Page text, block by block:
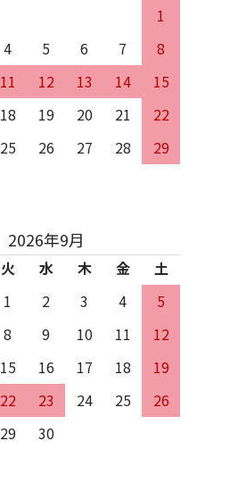
1
4 5 6 7
8
11 12 13 14
15
18 19 20 21
22
25 26 27 28
29
2026年9月
火 水 木 金
土
1
2 3 4
5
8 9 10 11
12
15 16 17 18
19
22 23 24 25
26
29 30